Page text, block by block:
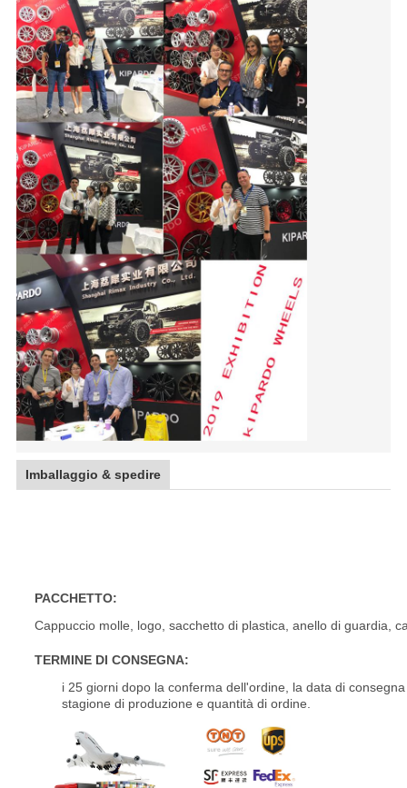
Imballaggio & spedire
PACCHETTO:
Cappuccio molle, logo, sacchetto di plastica, anello di guardia,
TERMINE DI CONSEGNA:
i 25 giorni dopo la conferma dell'ordine, la data di
stagione di produzione e quantità di ordine.